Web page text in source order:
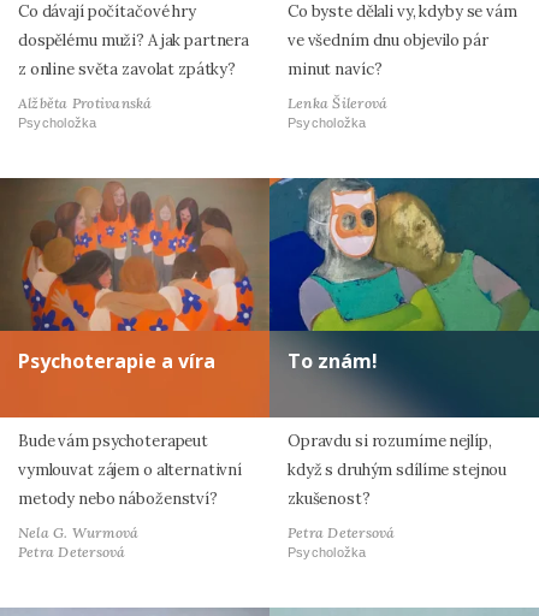
Co dávají počítačové hry
dospělému muži? A jak partnera
z online světa zavolat zpátky?
Alžběta Protivanská
Psycholožka
Co byste dělali vy, kdyby se vám
ve všedním dnu objevilo pár
minut navíc?
Lenka Šilerová
Psycholožka
Psychoterapie a víra
Bude vám psychoterapeut
vymlouvat zájem o alternativní
metody nebo náboženství?
Nela G. Wurmová
Petra Detersová
To znám!
Opravdu si rozumíme nejlíp,
když s druhým sdílíme stejnou
zkušenost?
Petra Detersová
Psycholožka